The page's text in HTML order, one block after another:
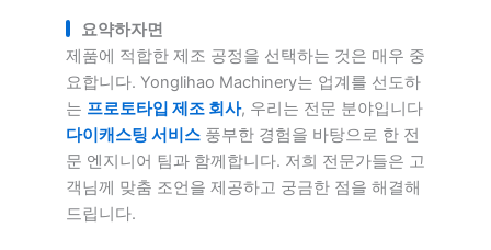
요약하자면
제품에 적합한 제조 공정을 선택하는 것은 매우 중
요합니다. Yonglihao Machinery는 업계를 선도하
는 프로토타입 제조 회사, 우리는 전문 분야입니다
다이캐스팅 서비스 풍부한 경험을 바탕으로 한 전
문 엔지니어 팀과 함께합니다. 저희 전문가들은 고
객님께 맞춤 조언을 제공하고 궁금한 점을 해결해
드립니다.